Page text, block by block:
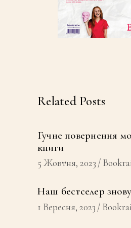
Related Posts
Гучне повернення
книги
5 Жовтня, 2023
Наш бестселер
1 Вересня, 2023